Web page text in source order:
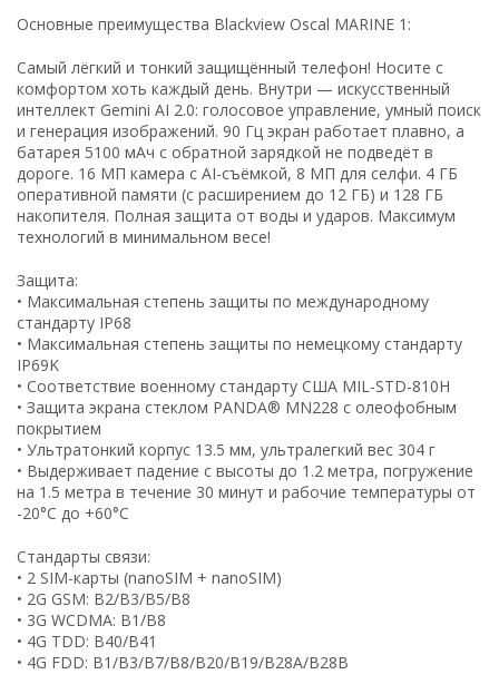
Основные преимущества Blackview Oscal MARINE 1:
Самый лёгкий и тонкий защищённый телефон! Носите с
комфортом хоть каждый день. Внутри — искусственный
интеллект Gemini AI 2.0: голосовое управление, умный поиск
и генерация изображений. 90 Гц экран работает плавно, а
батарея 5100 мАч с обратной зарядкой не подведёт в
дороге. 16 МП камера с AI-съёмкой, 8 МП для селфи. 4 ГБ
оперативной памяти (с расширением до 12 ГБ) и 128 ГБ
накопителя. Полная защита от воды и ударов. Максимум
технологий в минимальном весе!
Защита:
• Максимальная степень защиты по международному
стандарту IP68
• Максимальная степень защиты по немецкому стандарту
IP69K
• Соответствие военному стандарту США MIL-STD-810H
• Защита экрана стеклом PANDA® MN228 с олеофобным
покрытием
• Ультратонкий корпус 13.5 мм, ультралегкий вес 304 г
• Выдерживает падение с высоты до 1.2 метра, погружение
на 1.5 метра в течение 30 минут и рабочие температуры от
-20°C до +60°C
Стандарты связи:
• 2 SIM-карты (nanoSIM + nanoSIM)
• 2G GSM: B2/B3/B5/B8
• 3G WCDMA: B1/B8
• 4G TDD: B40/B41
• 4G FDD: B1/B3/B7/B8/B20/B19/B28A/B28B